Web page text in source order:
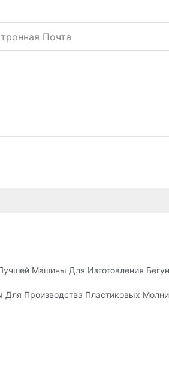
Почта
Бегунков Застежек-
Машины Для Изготовления
Бегунков Застежек-
Производства Пластиковых